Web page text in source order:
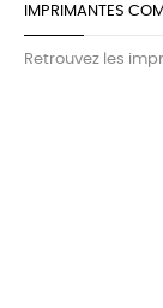
IMPRIMANTES
Retrouvez les